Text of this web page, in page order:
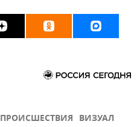
ПРОИСШЕСТВИЯ ВИЗУАЛ